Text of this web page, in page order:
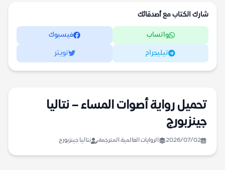
شارك الكتاب مع أصدقائك
واتساب فيسبوك
تيليجرام تويتر
تحميل رواية أصوات المساء – نتاليا
جينزبورج
2026/07/02 الروايات العالمية المترجمة نتاليا جينزبورج